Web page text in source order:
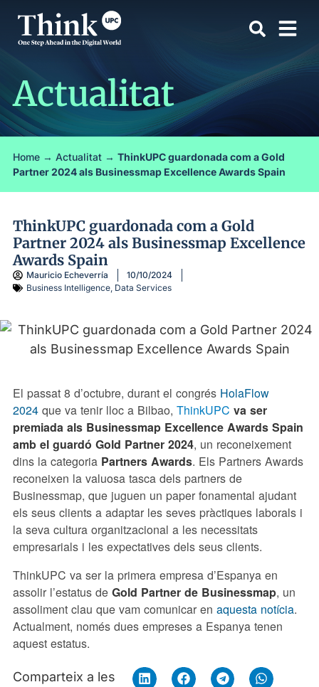
Actualitat
Home → Actualitat → ThinkUPC guardonada com a Gold
Partner 2024 als Businessmap Excellence Awards Spain
ThinkUPC guardonada com a Gold
Partner 2024 als Businessmap Excellence
Awards Spain
Mauricio Echeverría
10/10/2024
Business Intelligence, Data Services
El passat 8 d’octubre, durant el congrés HolaFlow
2024 que va tenir lloc a Bilbao, ThinkUPC va ser
premiada als Businessmap Excellence Awards Spain
amb el guardó Gold Partner 2024, un reconeixement
dins la categoria Partners Awards. Els Partners Awards
reconeixen la valuosa tasca dels partners de
Businessmap, que juguen un paper fonamental ajudant
els seus clients a adaptar les seves pràctiques laborals i
la seva cultura organitzacional a les necessitats
empresarials i les expectatives dels seus clients.
ThinkUPC va ser la primera empresa d’Espanya en
assolir l’estatus de Gold Partner de Businessmap, un
assoliment clau que vam comunicar en aquesta notícia.
Actualment, només dues empreses a Espanya tenen
aquest estatus.
Comparteix a les